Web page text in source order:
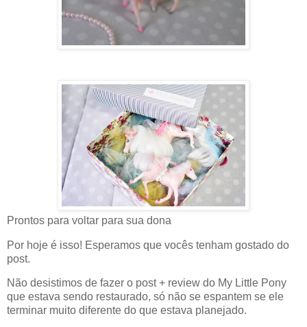
Prontos para voltar para sua dona
Por hoje é isso! Esperamos que vocês tenham gostado do
post.
Não desistimos de fazer o post + review do My Little Pony
que estava sendo restaurado, só não se espantem se ele
terminar muito diferente do que estava planejado.